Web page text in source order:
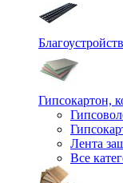
Гипсокартон,
Лента
Все